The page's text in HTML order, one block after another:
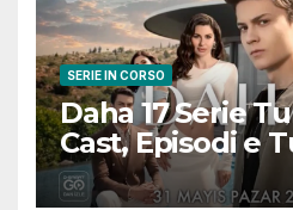
SERIE IN CORSO
Daha 17 Serie
Cast, Episodi e
che Devi Sapere